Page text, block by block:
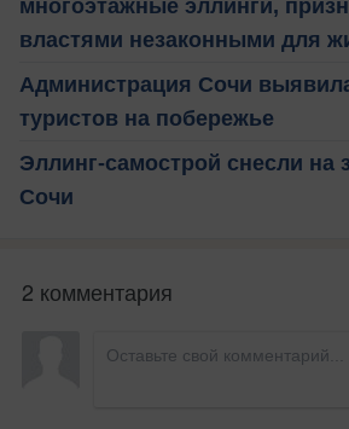
многоэтажные эллинги,
властями незаконными для
Администрация Сочи
туристов на побережье
Эллинг-самострой снесли на
Сочи
2 комментария